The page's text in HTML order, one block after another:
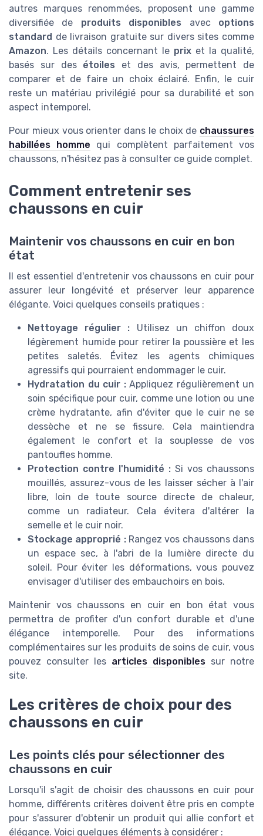
autres marques renommées, proposent une gamme
diversifiée de produits disponibles avec options
standard de livraison gratuite sur divers sites comme
Amazon. Les détails concernant le prix et la qualité,
basés sur des étoiles et des avis, permettent de
comparer et de faire un choix éclairé. Enfin, le cuir
reste un matériau privilégié pour sa durabilité et son
aspect intemporel.
Pour mieux vous orienter dans le choix de chaussures
habillées homme qui complètent parfaitement vos
chaussons, n'hésitez pas à consulter ce guide complet.
Comment entretenir ses
chaussons en cuir
Maintenir vos chaussons en cuir en bon
état
Il est essentiel d'entretenir vos chaussons en cuir pour
assurer leur longévité et préserver leur apparence
élégante. Voici quelques conseils pratiques :
Nettoyage régulier : Utilisez un chiffon doux
légèrement humide pour retirer la poussière et les
petites saletés. Évitez les agents chimiques
agressifs qui pourraient endommager le cuir.
Hydratation du cuir :Appliquez régulièrement un
soin spécifique pour cuir, comme une lotion ou une
crème hydratante, afin d'éviter que le cuir ne se
dessèche et ne se fissure. Cela maintiendra
également le confort et la souplesse de vos
pantoufles homme.
Protection contre l'humidité : Si vos chaussons
mouillés, assurez-vous de les laisser sécher à l'air
libre, loin de toute source directe de chaleur,
comme un radiateur. Cela évitera d'altérer la
semelle et le cuir noir.
Stockage approprié :Rangez vos chaussons dans
un espace sec, à l'abri de la lumière directe du
soleil. Pour éviter les déformations, vous pouvez
envisager d'utiliser des embauchoirs en bois.
Maintenir vos chaussons en cuir en bon état vous
permettra de profiter d'un confort durable et d'une
élégance intemporelle. Pour des informations
complémentaires sur les produits de soins de cuir, vous
pouvez consulter les articles disponibles sur notre
site.
Les critères de choix pour des
chaussons en cuir
Les points clés pour sélectionner des
chaussons en cuir
Lorsqu'il s'agit de choisir des chaussons en cuir pour
homme, différents critères doivent être pris en compte
pour s'assurer d'obtenir un produit qui allie confort et
élégance. Voici quelques éléments à considérer :